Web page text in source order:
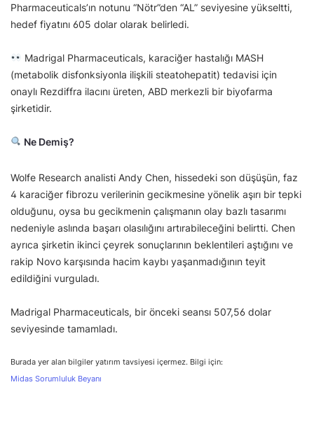
Pharmaceuticals’ın notunu “Nötr”den “AL” seviyesine yükseltti,
hedef fiyatını 605 dolar olarak belirledi.
Madrigal Pharmaceuticals, karaciğer hastalığı MASH
(metabolik disfonksiyonla ilişkili steatohepatit) tedavisi için
onaylı Rezdiffra ilacını üreten, ABD merkezli bir biyofarma
şirketidir.
Ne Demiş?
Wolfe Research analisti Andy Chen, hissedeki son düşüşün, faz
4 karaciğer fibrozu verilerinin gecikmesine yönelik aşırı bir tepki
olduğunu, oysa bu gecikmenin çalışmanın olay bazlı tasarımı
nedeniyle aslında başarı olasılığını artırabileceğini belirtti. Chen
ayrıca şirketin ikinci çeyrek sonuçlarının beklentileri aştığını ve
rakip Novo karşısında hacim kaybı yaşanmadığının teyit
edildiğini vurguladı.
Madrigal Pharmaceuticals, bir önceki seansı 507,56 dolar
seviyesinde tamamladı.
Burada yer alan bilgiler yatırım tavsiyesi içermez. Bilgi için:
Midas Sorumluluk Beyanı